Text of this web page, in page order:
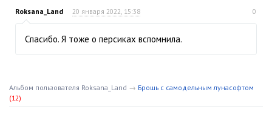
Roksana_Land 20 января 2022, 15:38 0
Спасибо. Я тоже о персиках вспомнила.
Альбом пользователя Roksana_Land → Брошь с самодельным лунасофтом
(12)